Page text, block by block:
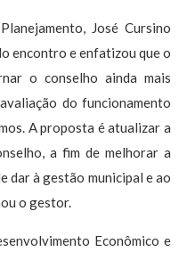
José Cursino
encontro e enfatizou que o
o conselho ainda mais
do funcionamento
A proposta é atualizar a
a fim de melhorar a
dar à gestão municipal e ao
o gestor.
Econômico e